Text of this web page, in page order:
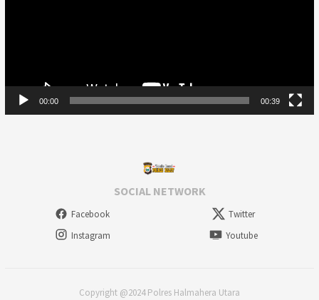
00:00 00:39
SOCIAL NETWORK
Facebook
Twitter
Instagram
Youtube
Copyright @2024 Polres Halmahera Utara